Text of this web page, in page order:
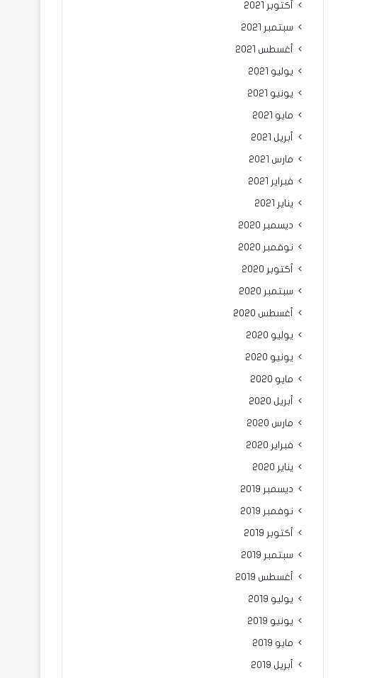
أكتوبر 2021
سبتمبر 2021
أغسطس 2021
يوليو 2021
يونيو 2021
مايو 2021
أبريل 2021
مارس 2021
فبراير 2021
يناير 2021
ديسمبر 2020
نوفمبر 2020
أكتوبر 2020
سبتمبر 2020
أغسطس 2020
يوليو 2020
يونيو 2020
مايو 2020
أبريل 2020
مارس 2020
فبراير 2020
يناير 2020
ديسمبر 2019
نوفمبر 2019
أكتوبر 2019
سبتمبر 2019
أغسطس 2019
يوليو 2019
يونيو 2019
مايو 2019
أبريل 2019